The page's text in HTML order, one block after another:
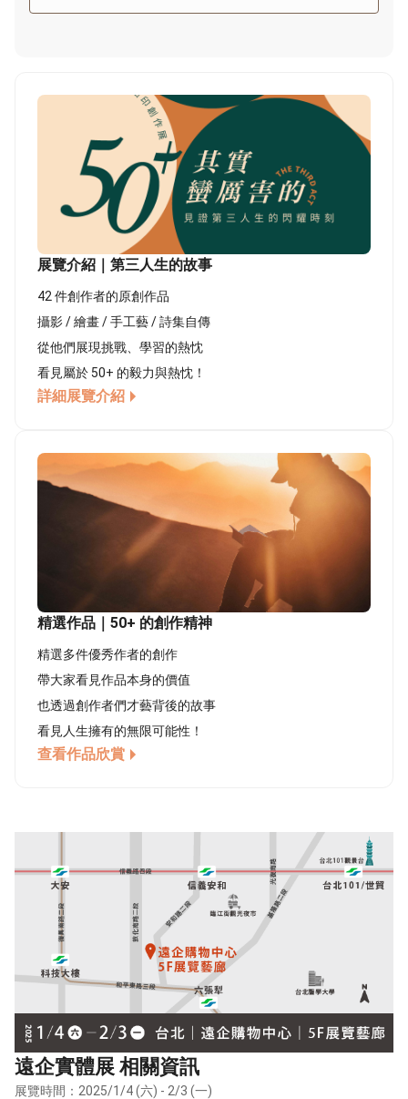
展覽介紹｜第三人生的故事
42 件創作者的原創作品
攝影 / 繪畫 / 手工藝 / 詩集自傳
從他們展現挑戰、學習的熱忱
看見屬於 50+ 的毅力與熱忱！
詳細展覽介紹
精選作品｜50+ 的創作精神
精選多件優秀作者的創作
帶大家看見作品本身的價值
也透過創作者們才藝背後的故事
看見人生擁有的無限可能性！
查看作品欣賞
遠企實體展 相關資訊
展覽時間：2025/1/4 (六) - 2/3 (一)